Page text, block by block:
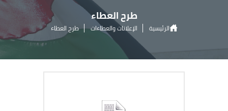
طرح العطاء
الرئيسية الإعلانات والعطاءات طرح العطاء